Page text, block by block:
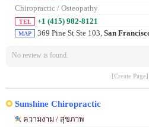
Chiropractic / Osteopathy
TEL +1 (415) 982-8121
MAP 369 Pine St Ste 103, San
No review is found.
[Create Page]
Sunshine Chiropractic
ความงาม / สุขภาพ